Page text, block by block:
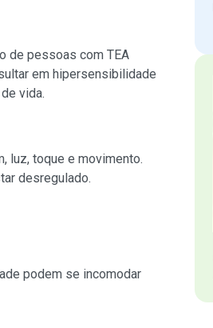
de pessoas com TEA
em hipersensibilidade
vida.
luz, toque e movimento.
desregulado.
podem se incomodar